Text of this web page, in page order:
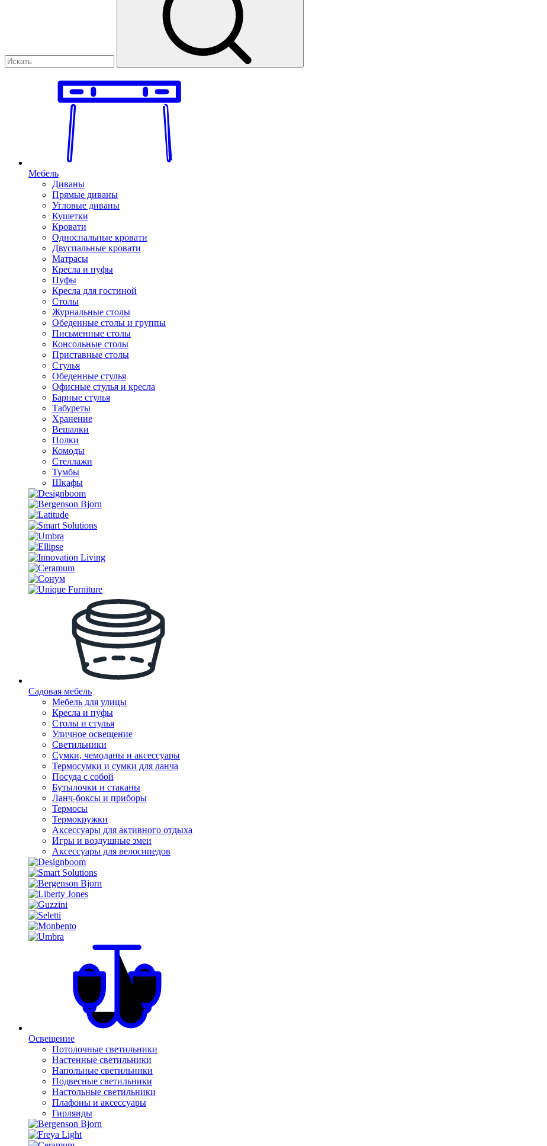
Мебель
Диваны
Прямые диваны
Угловые диваны
Кушетки
Кровати
Односпальные кровати
Двуспальные кровати
Матрасы
Кресла и пуфы
Пуфы
Кресла для гостиной
Столы
Журнальные столы
Обеденные столы и группы
Письменные столы
Консольные столы
Приставные столы
Стулья
Обеденные стулья
Офисные стулья и кресла
Барные стулья
Табуреты
Хранение
Вешалки
Полки
Комоды
Стеллажи
Тумбы
Шкафы
Садовая мебель
Мебель для улицы
Кресла и пуфы
Столы и стулья
Уличное освещение
Светильники
Сумки, чемоданы и аксессуары
Термосумки и сумки для ланча
Посуда с собой
Бутылочки и стаканы
Ланч-боксы и приборы
Термосы
Термокружки
Аксессуары для активного отдыха
Игры и воздушные змеи
Аксессуары для велосипедов
Освещение
Потолочные светильники
Настенные светильники
Напольные светильники
Подвесные светильники
Настольные светильники
Плафоны и аксессуары
Гирлянды